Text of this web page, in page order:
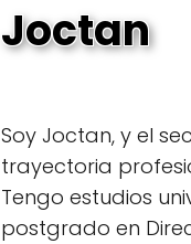
Joctan
Soy Joctan, y el
trayectoria
Tengo estudios
postgrado en